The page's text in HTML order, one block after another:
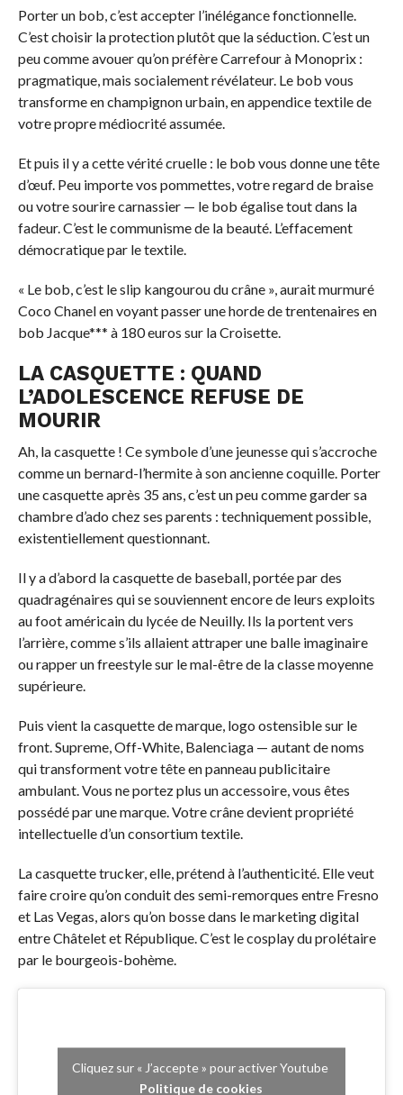
Porter un bob, c’est accepter l’inélégance fonctionnelle.
C’est choisir la protection plutôt que la séduction. C’est un
peu comme avouer qu’on préfère Carrefour à Monoprix :
pragmatique, mais socialement révélateur. Le bob vous
transforme en champignon urbain, en appendice textile de
votre propre médiocrité assumée.
Et puis il y a cette vérité cruelle : le bob vous donne une tête
d’œuf. Peu importe vos pommettes, votre regard de braise
ou votre sourire carnassier — le bob égalise tout dans la
fadeur. C’est le communisme de la beauté. L’effacement
démocratique par le textile.
« Le bob, c’est le slip kangourou du crâne », aurait murmuré
Coco Chanel en voyant passer une horde de trentenaires en
bob Jacque*** à 180 euros sur la Croisette.
LA CASQUETTE : QUAND
L’ADOLESCENCE REFUSE DE
MOURIR
Ah, la casquette ! Ce symbole d’une jeunesse qui s’accroche
comme un bernard-l’hermite à son ancienne coquille. Porter
une casquette après 35 ans, c’est un peu comme garder sa
chambre d’ado chez ses parents : techniquement possible,
existentiellement questionnant.
Il y a d’abord la casquette de baseball, portée par des
quadragénaires qui se souviennent encore de leurs exploits
au foot américain du lycée de Neuilly. Ils la portent vers
l’arrière, comme s’ils allaient attraper une balle imaginaire
ou rapper un freestyle sur le mal-être de la classe moyenne
supérieure.
Puis vient la casquette de marque, logo ostensible sur le
front. Supreme, Off-White, Balenciaga — autant de noms
qui transforment votre tête en panneau publicitaire
ambulant. Vous ne portez plus un accessoire, vous êtes
possédé par une marque. Votre crâne devient propriété
intellectuelle d’un consortium textile.
La casquette trucker, elle, prétend à l’authenticité. Elle veut
faire croire qu’on conduit des semi-remorques entre Fresno
et Las Vegas, alors qu’on bosse dans le marketing digital
entre Châtelet et République. C’est le cosplay du prolétaire
par le bourgeois-bohème.
Cliquez sur « J’accepte » pour activer Youtube
Politique de cookies